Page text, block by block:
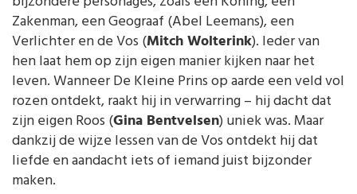
Zakenman, een Geograaf (Abel Leemans), een
Verlichter en de Vos (Mitch Wolterink). Ieder van
hen laat hem op zijn eigen manier kijken naar het
leven. Wanneer De Kleine Prins op aarde een veld vol
rozen ontdekt, raakt hij in verwarring – hij dacht dat
zijn eigen Roos (Gina Bentvelsen) uniek was. Maar
dankzij de wijze lessen van de Vos ontdekt hij dat
liefde en aandacht iets of iemand juist bijzonder
maken.